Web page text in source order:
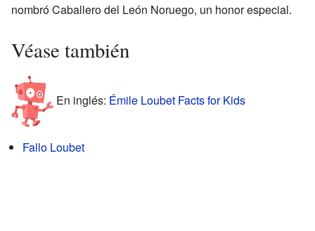
nombró Caballero del León Noruego, un honor especial.
Véase también
En inglés: Émile Loubet Facts for Kids
Fallo Loubet